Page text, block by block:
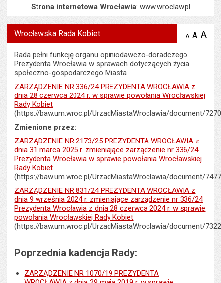
Strona internetowa Wrocławia: www.wroclaw.pl
Wrocławska Rada Kobiet A zmniejsz
A A
Rada pełni funkcję organu opiniodawczo-doradczego
Prezydenta Wrocławia w sprawach dotyczących życia
społeczno-gospodarczego Miasta
ZARZĄDZENIE NR 336/24 PREZYDENTA WROCŁAWIA z
dnia 28 czerwca 2024 r. w sprawie powołania Wrocławskiej
Rady Kobiet
(https://baw.um.wroc.pl/UrzadMiastaWroclawia/document/
Zmienione przez:
ZARZĄDZENIE NR 2173/25 PREZYDENTA WROCŁAWIA z
dnia 31 marca 2025 r. zmieniające zarządzenie nr 336/24
Prezydenta Wrocławia w sprawie powołania Wrocławskiej
Rady Kobiet
(https://baw.um.wroc.pl/UrzadMiastaWroclawia/document/
ZARZĄDZENIE NR 831/24 PREZYDENTA WROCŁAWIA z
dnia 9 września 2024 r. zmieniające zarządzenie nr 336/24
Prezydenta Wrocławia z dnia 28 czerwca 2024 r. w sprawie
powołania Wrocławskiej Rady Kobiet
(https://baw.um.wroc.pl/UrzadMiastaWroclawia/document/
Poprzednia kadencja Rady:
ZARZĄDZENIE NR 1070/19 PREZYDENTA